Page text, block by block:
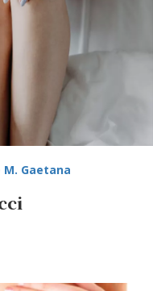
Gaetana